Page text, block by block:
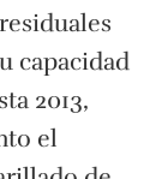
capacidad
2013,
el